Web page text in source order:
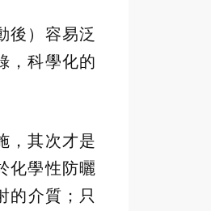
後）容易泛
，科學化的
，其次才是
化學性防曬
的介質；只